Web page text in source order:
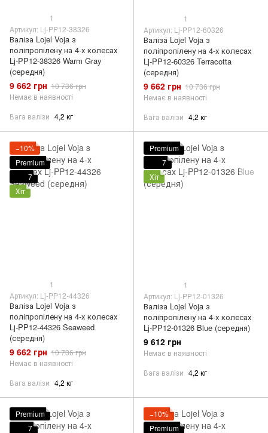
1
Артикул: Lj-PP12-38326
Валіза Lojel Voja з
поліпропілену на 4-х колесах
Lj-PP12-38326 Warm Gray
(середня)
9 662 грн 10 736 грн
Немає в наявності
Вага валізи 4,2 кг
1
Артикул: Lj-PP12-60326
Валіза Lojel Voja з
поліпропілену на 4-х колесах
Lj-PP12-60326 Terracotta
(середня)
9 662 грн 10 736 грн
Немає в наявності
Вага валізи 4,2 кг
−10%
Premium
7
Хіт
1
Артикул: Lj-PP12-44326
Валіза Lojel Voja з
поліпропілену на 4-х колесах
Lj-PP12-44326 Seaweed
(середня)
9 662 грн 10 736 грн
Немає в наявності
Вага валізи 4,2 кг
Premium
7
Хіт
1
Артикул: Lj-PP12-01326
Валіза Lojel Voja з
поліпропілену на 4-х колесах
Lj-PP12-01326 Blue (середня)
9 612 грн
Немає в наявності
Вага валізи 4,2 кг
Premium
7
−10%
Premium